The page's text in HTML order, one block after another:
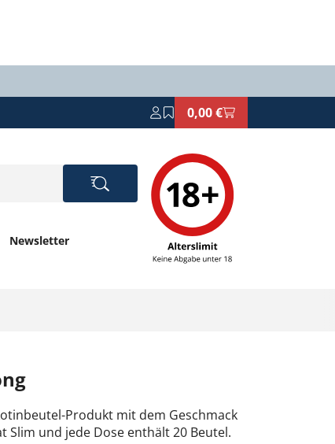
0,00 €
Newsletter
Produkt mit dem Geschmack
Slim und jede Dose enthält 20 Beutel.